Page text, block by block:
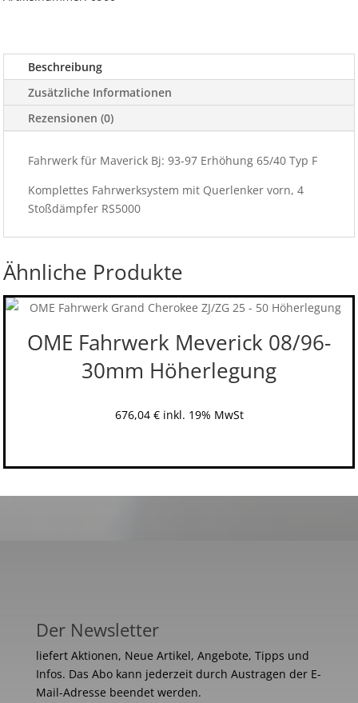
Erhöhung
65/40
F
Menge
Beschreibung
Zusätzliche Informationen
Rezensionen (0)
Fahrwerk für Maverick Bj: 93-97 Erhöhung 65/40 Typ F
Komplettes Fahrwerksystem mit Querlenker vorn, 4
Stoßdämpfer RS5000
Ähnliche Produkte
OME Fahrwerk Meverick 08/96-
30mm Höherlegung
676,04 € inkl. 19% MwSt
Der Newsletter
liefert Aktionen, Neue Artikel, Angebote, Tipps und
Infos. Das Abo kann jederzeit durch Austragen der E-
Mail-Adresse beendet werden.